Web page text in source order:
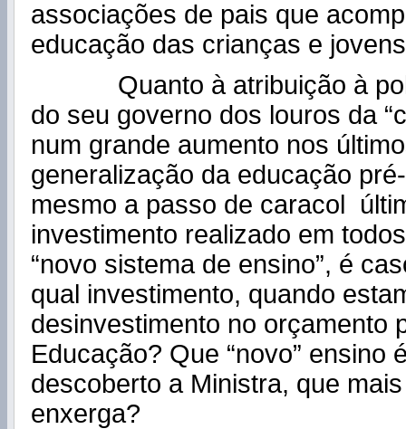
associações de pais que
educação das crianças e
Quanto à atribuição à
do seu governo dos louros da
num grande aumento nos
generalização da educação
mesmo a passo de caracol
investimento realizado em
“novo sistema de ensino”, é
qual investimento, quando
desinvestimento no orçamento
Educação? Que “novo” ensino
descoberto a Ministra, que
enxerga?